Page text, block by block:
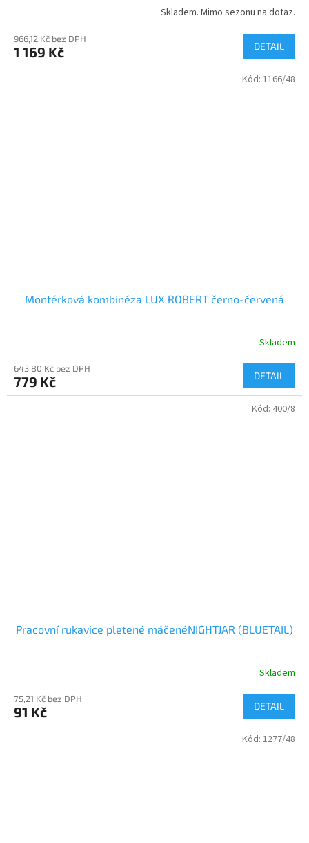
Skladem. Mimo sezonu na dotaz.
966,12 Kč bez DPH
1 169 Kč DETAIL
Montérková kombinéza LUX ROBERT černo-červená
Skladem
643,80 Kč bez DPH
779 Kč DETAIL
Kód: 1166/48
Pracovní rukavice pletené máčenéNIGHTJAR (BLUETAIL)
Skladem
75,21 Kč bez DPH
91 Kč DETAIL
Kód: 400/8
Kód: 1277/48